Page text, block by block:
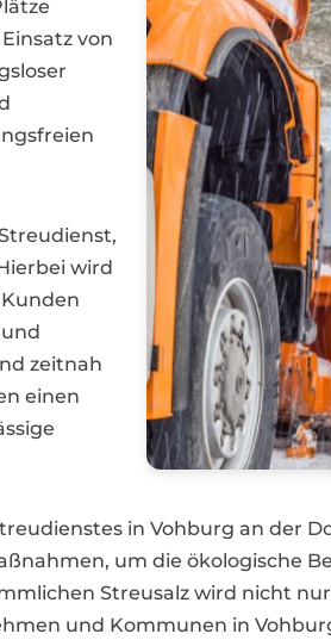
von
wird
zeitnah
einen
in Vohburg an der
um die ökologische
Streusalz wird nicht
und Kommunen in